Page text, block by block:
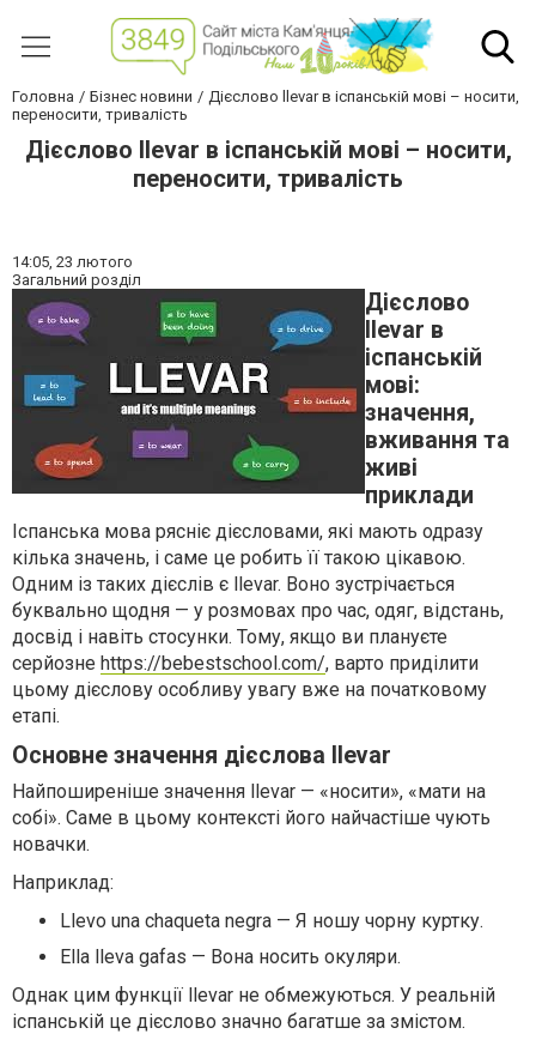
Головна Бізнес новини
Дієслово llevar в іспанській мові – носити,
переносити, тривалість
Дієслово llevar в іспанській мові – носити,
переносити, тривалість
14:05, 23 лютого
Загальний розділ
Дієслово
llevar в
іспанській
мові:
значення,
вживання та
живі
приклади
Іспанська мова рясніє дієсловами, які мають одразу
кілька значень, і саме це робить її такою цікавою.
Одним із таких дієслів є llevar. Воно зустрічається
буквально щодня — у розмовах про час, одяг, відстань,
досвід і навіть стосунки. Тому, якщо ви плануєте
серйозне https://bebestschool.com/, варто приділити
цьому дієслову особливу увагу вже на початковому
етапі.
Основне значення дієслова llevar
Найпоширеніше значення llevar — «носити», «мати на
собі». Саме в цьому контексті його найчастіше чують
новачки.
Наприклад:
Llevo una chaqueta negra — Я ношу чорну куртку.
Ella lleva gafas — Вона носить окуляри.
Однак цим функції llevar не обмежуються. У реальній
іспанській це дієслово значно багатше за змістом.